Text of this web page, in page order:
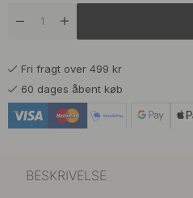
Messing
Fri fragt over 499 kr
60 dages åbent køb
BESKRIVELSE